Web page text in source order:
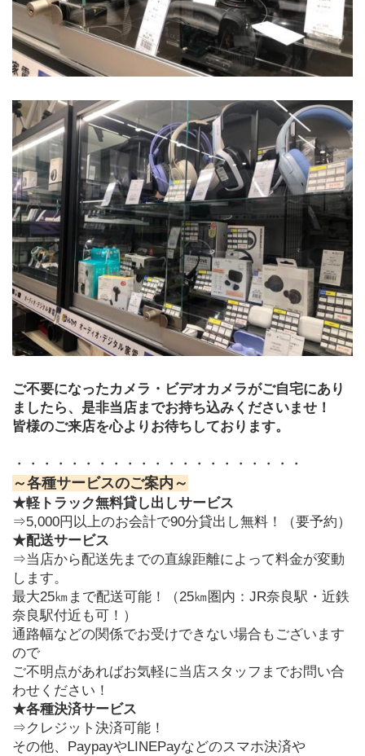
ご不要になったカメラ・ビデオカメラがご自宅にあり
ましたら、是非当店までお持ち込みくださいませ！
皆様のご来店を心よりお待ちしております。
・・・・・・・・・・・・・・・・・・・・・
～各種サービスのご案内～
★軽トラック無料貸し出しサービス
⇒5,000円以上のお会計で90分貸出し無料！（要予約）
★配送サービス
⇒当店から配送先までの直線距離によって料金が変動
します。
最大25㎞まで配送可能！（25㎞圏内：JR奈良駅・近鉄
奈良駅付近も可！）
通路幅などの関係でお受けできない場合もございます
ので
ご不明点があればお気軽に当店スタッフまでお問い合
わせください！
★各種決済サービス
⇒クレジット決済可能！
その他、PaypayやLINEPayなどのスマホ決済や